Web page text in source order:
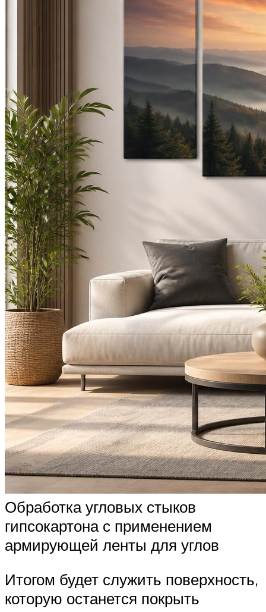
Обработка угловых стыков
гипсокартона с применением
армирующей ленты для углов
Итогом будет служить поверхность,
которую останется покрыть